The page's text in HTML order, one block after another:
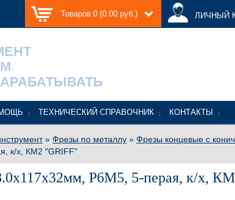
Товаров:0 (0.00 руб.) ЛИЧНЫЙ
ТЕХНИЧЕСКИЙ СПРАВОЧНИК КОНТАКТЫ
» Фрезы по металлу » Фрезы концевые с
к/х, КМ2 "GRIFF"
Р6М5, 5-перая, к/х,